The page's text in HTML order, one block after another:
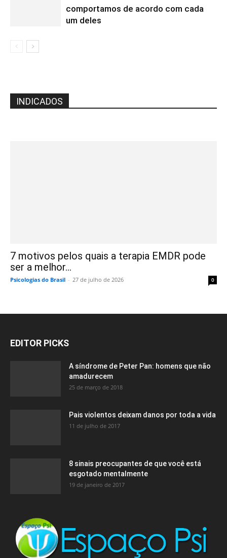
comportamos de acordo com cada
um deles
INDICADOS
7 motivos pelos quais a terapia EMDR pode
ser a melhor...
Psicologias do Brasil - 27 de julho de 2026 0
EDITOR PICKS
A síndrome de Peter Pan: homens que não
amadurecem
25 de março de 2018
Pais violentos deixam danos por toda a vida
11 de julho de 2017
8 sinais preocupantes de que você está
esgotado mentalmente
19 de janeiro de 2017